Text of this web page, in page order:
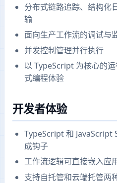
分布式链路追踪、结构化
输
面向生产工作流的调试与
并发控制管理并行执行
以 TypeScript 为核心的
式编程体验
开发者体验
TypeScript 和 JavaScript
成钩子
工作流逻辑可直接嵌入应
支持自托管和云端托管两